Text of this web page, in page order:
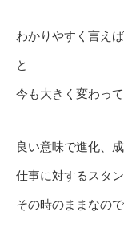
わかりやすく言え
と
今も大きく変わっ
良い意味で進化、
仕事に対するスタ
その時のままなので